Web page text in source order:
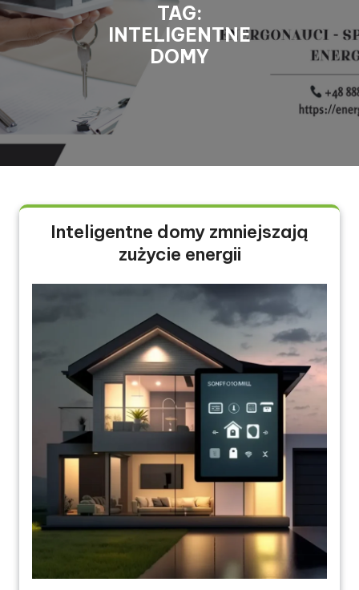
TAG:
INTELIGENTNE
DOMY
Inteligentne domy zmniejszają
zużycie energii